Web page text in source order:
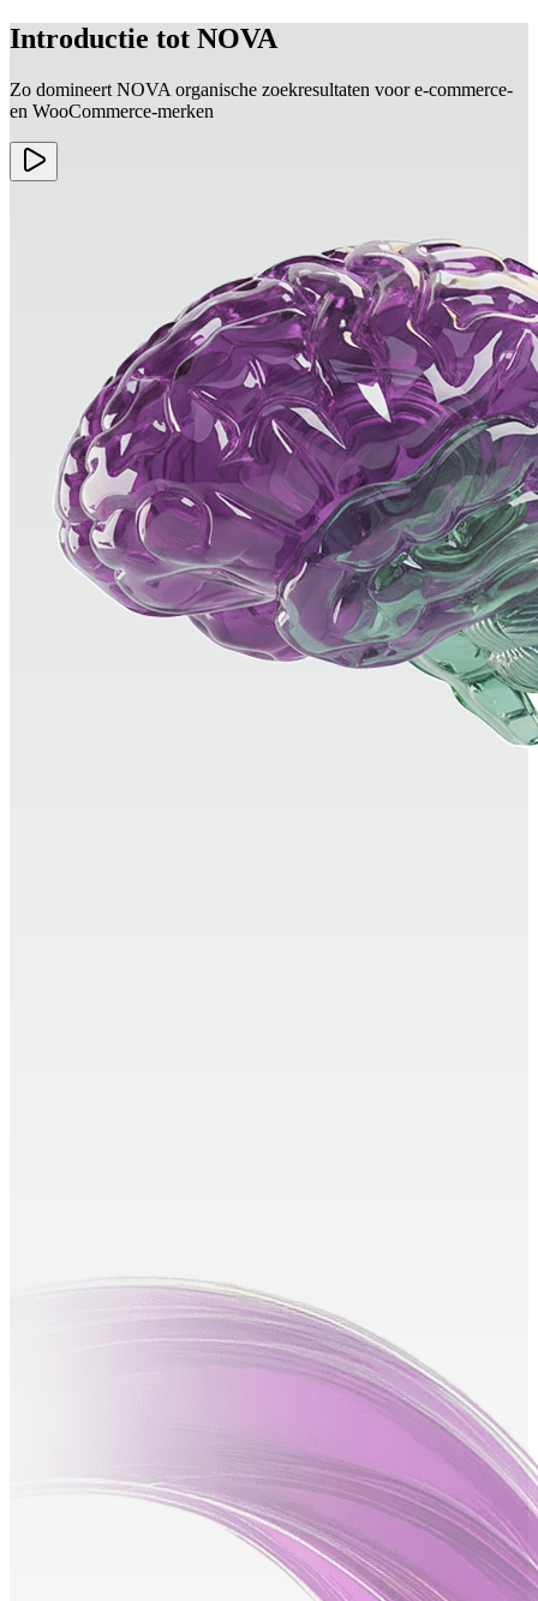
Introductie tot NOVA
Zo domineert NOVA organische zoekresultaten voor e-commerce-
en WooCommerce-merken